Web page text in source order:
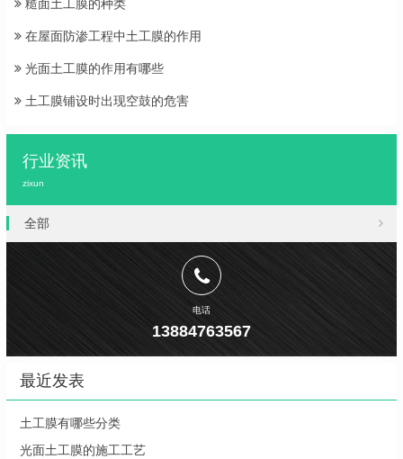
糙面土工膜的种类
在屋面防渗工程中土工膜的作用
光面土工膜的作用有哪些
土工膜铺设时出现空鼓的危害
行业资讯
zixun
全部
电话
13884763567
最近发表
土工膜有哪些分类
光面土工膜的施工工艺